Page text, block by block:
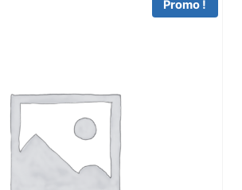
Promo !